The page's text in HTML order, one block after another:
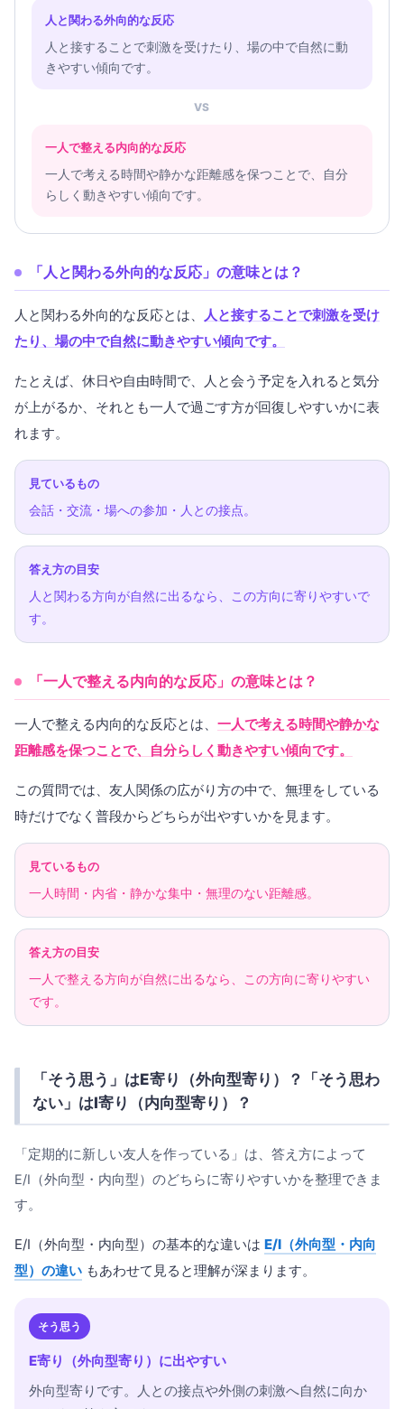
人と関わる外向的な反応
人と接することで刺激を受けたり、場の中で自然に動
きやすい傾向です。
VS
一人で整える内向的な反応
一人で考える時間や静かな距離感を保つことで、自分
らしく動きやすい傾向です。
「人と関わる外向的な反応」の意味とは？
人と関わる外向的な反応とは、
人と接することで刺激を受け
たり、場の中で自然に動きやすい傾向です。
たとえば、休日や自由時間で、人と会う予定を入れると気分
が上がるか、それとも一人で過ごす方が回復しやすいかに表
れます。
見ているもの
会話・交流・場への参加・人との接点。
答え方の目安
人と関わる方向が自然に出るなら、この方向に寄りやすいで
す。
「一人で整える内向的な反応」の意味とは？
一人で整える内向的な反応とは、 一人で考える時間や静かな
距離感を保つことで、自分らしく動きやすい傾向です。
この質問では、友人関係の広がり方の中で、無理をしている
時だけでなく普段からどちらが出やすいかを見ます。
見ているもの
一人時間・内省・静かな集中・無理のない距離感。
答え方の目安
一人で整える方向が自然に出るなら、この方向に寄りやすい
です。
「そう思う」はE寄り（外向型寄り）？「そう思わ
ない」はI寄り（内向型寄り）？
「定期的に新しい友人を作っている」は、答え方によって
E/I（外向型・内向型）のどちらに寄りやすいかを整理できま
す。
E/I（外向型・内向型）の基本的な違いは E/I（外向型・内向
型）の違い もあわせて見ると理解が深まります。
そう思う
E寄り（外向型寄り）に出やすい
外向型寄りです。人との接点や外側の刺激へ自然に向か